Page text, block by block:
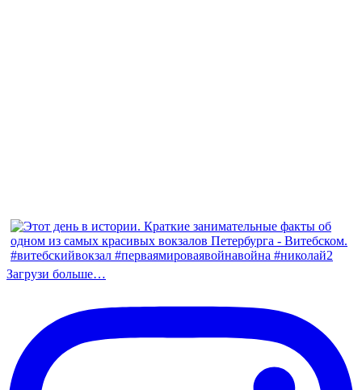
Загрузи больше…